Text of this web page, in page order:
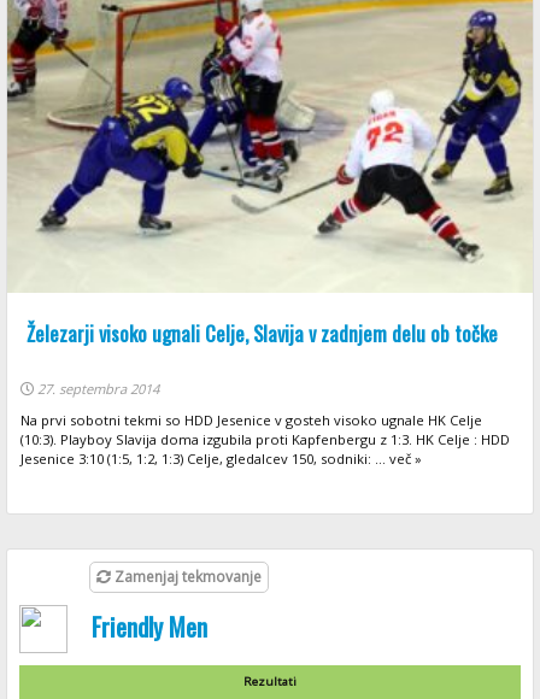
Železarji visoko ugnali Celje, Slavija v zadnjem delu ob točke
27. septembra 2014
Na prvi sobotni tekmi so HDD Jesenice v gosteh visoko ugnale HK Celje
(10:3). Playboy Slavija doma izgubila proti Kapfenbergu z 1:3. HK Celje : HDD
Jesenice 3:10 (1:5, 1:2, 1:3) Celje, gledalcev 150, sodniki: ... več »
Zamenjaj tekmovanje
Friendly Men
Rezultati